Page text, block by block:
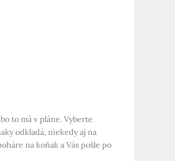
to má v pláne. Vyberte
odkladá, niekedy aj na
na koňak a Vás pošle po